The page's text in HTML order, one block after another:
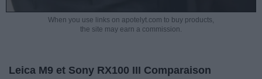
When you use links on apotelyt.com to buy products,
the site may earn a commission.
Leica M9 et Sony RX100 III Comparaison